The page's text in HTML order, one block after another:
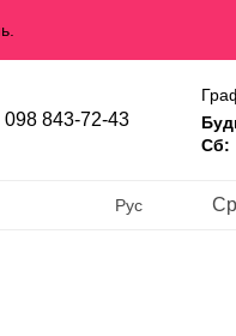
098 843-72-43
Сб:
Рус